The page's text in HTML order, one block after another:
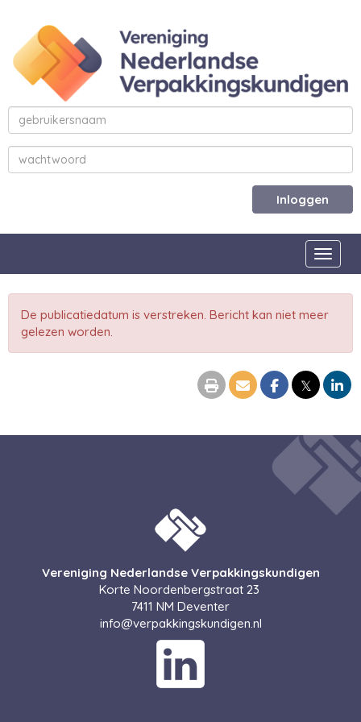
Inloggen
De publicatiedatum is verstreken. Bericht kan niet meer
gelezen worden.
𝕏
Vereniging Nederlandse Verpakkingskundigen
Korte Noordenbergstraat 23
7411 NM Deventer
ofni@verpakkingskundigen.nl